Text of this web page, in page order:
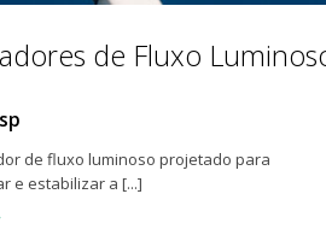
de Fluxo
de fluxo luminoso projetado para
e estabilizar a [...]